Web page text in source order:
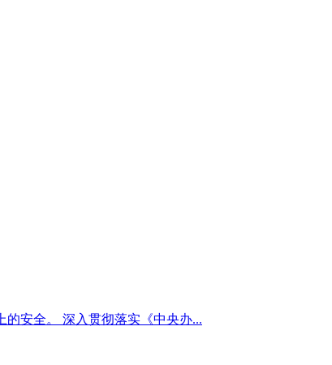
安全。 深入贯彻落实《中央办...